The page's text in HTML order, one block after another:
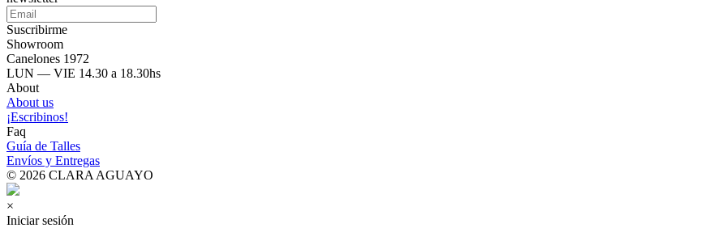
Suscribirme
Showroom
Canelones 1972
LUN — VIE 14.30 a 18.30hs
About
About us
¡Escribinos!
Faq
Guía de Talles
Envíos y Entregas
© 2026 CLARA AGUAYO
×
Iniciar sesión